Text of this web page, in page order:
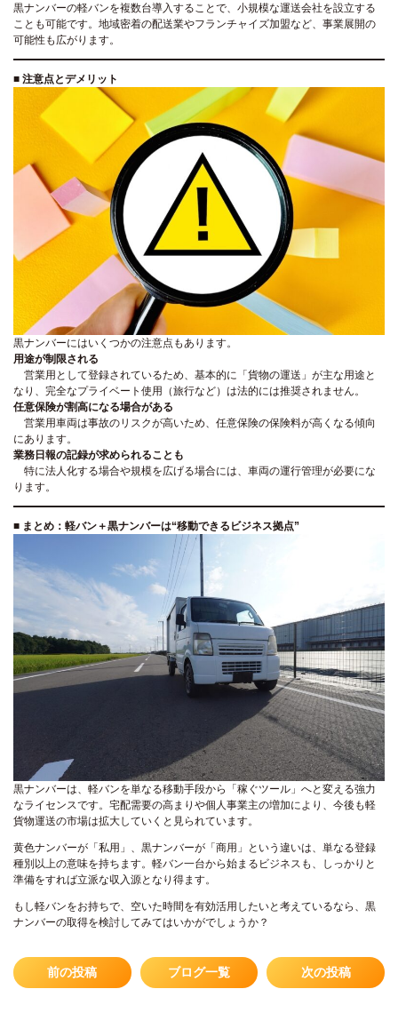
黒ナンバーの軽バンを複数台導入することで、小規模な運送会社を設立する
ことも可能です。地域密着の配送業やフランチャイズ加盟など、事業展開の
可能性も広がります。
■ 注意点とデメリット
黒ナンバーにはいくつかの注意点もあります。
用途が制限される
営業用として登録されているため、基本的に「貨物の運送」が主な用途と
なり、完全なプライベート使用（旅行など）は法的には推奨されません。
任意保険が割高になる場合がある
営業用車両は事故のリスクが高いため、任意保険の保険料が高くなる傾向
にあります。
業務日報の記録が求められることも
特に法人化する場合や規模を広げる場合には、車両の運行管理が必要にな
ります。
■ まとめ：軽バン＋黒ナンバーは“移動できるビジネス拠点”
黒ナンバーは、軽バンを単なる移動手段から「稼ぐツール」へと変える強力
なライセンスです。宅配需要の高まりや個人事業主の増加により、今後も軽
貨物運送の市場は拡大していくと見られています。
黄色ナンバーが「私用」、黒ナンバーが「商用」という違いは、単なる登録
種別以上の意味を持ちます。軽バン一台から始まるビジネスも、しっかりと
準備をすれば立派な収入源となり得ます。
もし軽バンをお持ちで、空いた時間を有効活用したいと考えているなら、黒
ナンバーの取得を検討してみてはいかがでしょうか？
前の投稿 ブログ一覧 次の投稿